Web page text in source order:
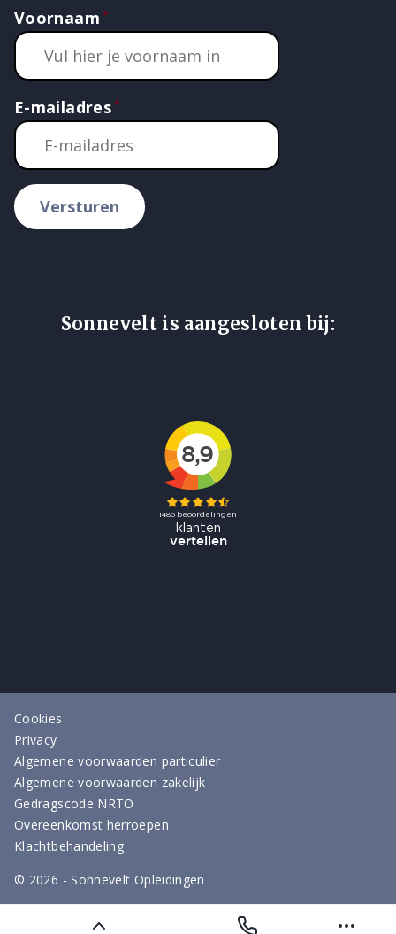
OPEN DAGEN & EVENTS
Voornaam
E-mailadres
Versturen
Sonnevelt is aangesloten bij:
Cookies
Privacy
Algemene voorwaarden particulier
Algemene voorwaarden zakelijk
Gedragscode NRTO
Overeenkomst herroepen
Klachtbehandeling
© 2026 - Sonnevelt Opleidingen